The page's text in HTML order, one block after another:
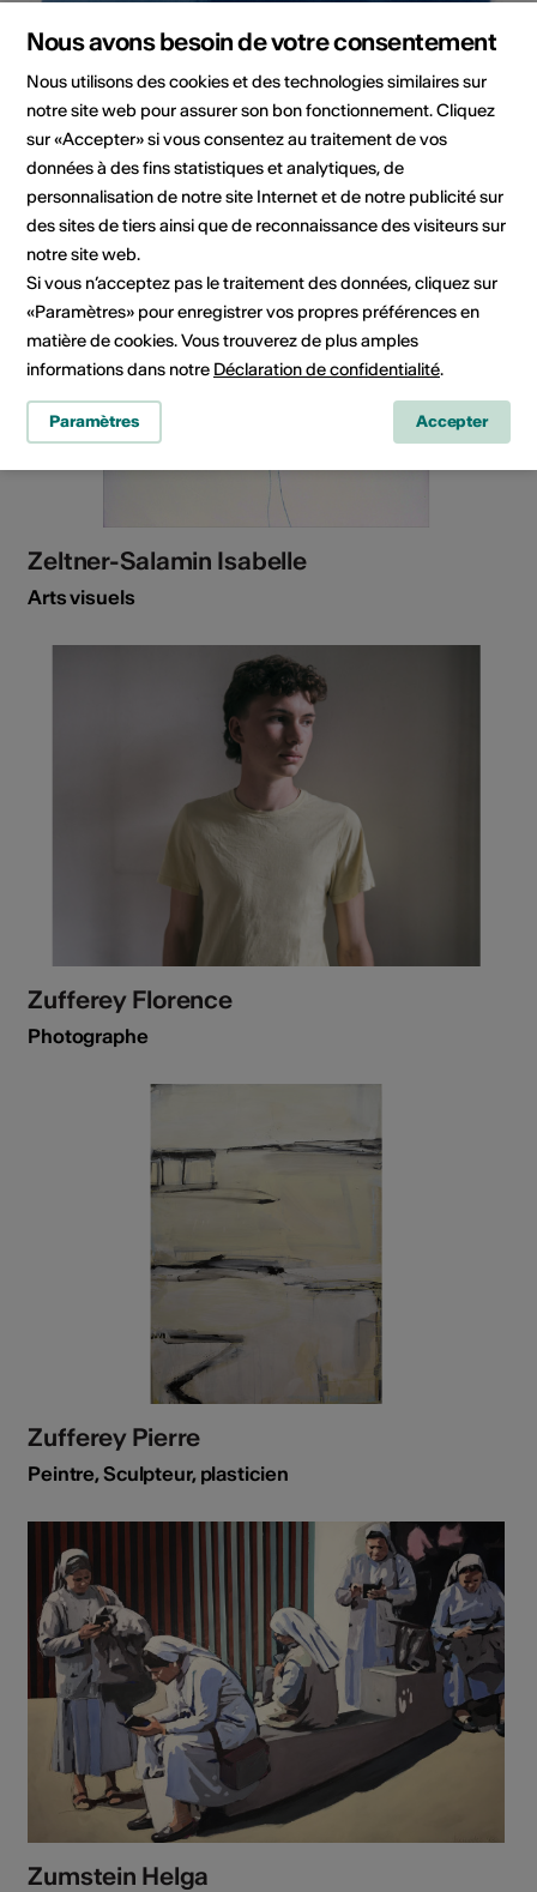
Zambaz Fanny
Photographe
Zeltner-Salamin Isabelle
Arts visuels
Zufferey Florence
Photographe
Zufferey Pierre
Peintre, Sculpteur, plasticien
Zumstein Helga
Nous avons besoin de votre consentement
Nous utilisons des cookies et des technologies similaires sur
notre site web pour assurer son bon fonctionnement. Cliquez
sur «Accepter» si vous consentez au traitement de vos
données à des fins statistiques et analytiques, de
personnalisation de notre site Internet et de notre publicité sur
des sites de tiers ainsi que de reconnaissance des visiteurs sur
notre site web.
Si vous n’acceptez pas le traitement des données, cliquez sur
«Paramètres» pour enregistrer vos propres préférences en
matière de cookies. Vous trouverez de plus amples
informations dans notre Déclaration de confidentialité.
Paramètres Accepter